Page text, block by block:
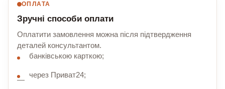
ОПЛАТА
Зручні способи оплати
Оплатити замовлення можна після підтвердження
деталей консультантом.
банківською карткою;
через Приват24;